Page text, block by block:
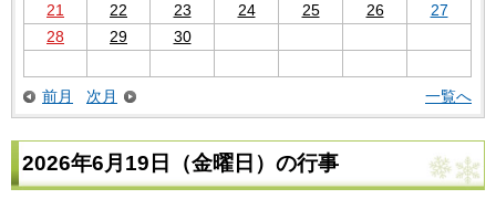
21
22 23 24 25 26
27
28
29 30
前月 次月 一覧へ
2026年6月19日（金曜日）の行事